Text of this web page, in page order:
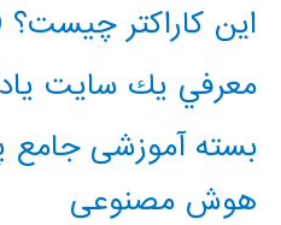
این کاراکتر چیست؟ 65279
معرفي يك سايت
بسته آموزشی
هوش مصنوعی